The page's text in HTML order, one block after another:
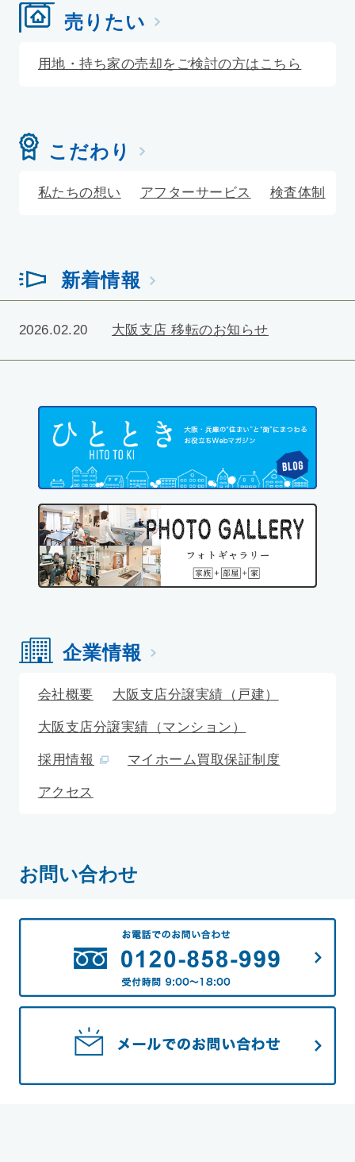
売りたい
用地・持ち家の売却をご検討の方はこちら
こだわり
私たちの想い アフターサービス 検査体制
新着情報
2026.02.20 大阪支店 移転のお知らせ
企業情報
会社概要 大阪支店分譲実績（戸建）
大阪支店分譲実績（マンション）
採用情報 マイホーム買取保証制度
アクセス
お問い合わせ